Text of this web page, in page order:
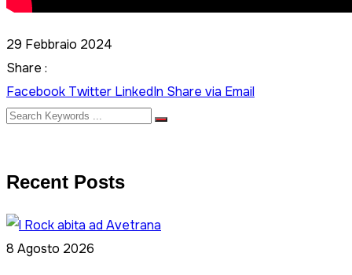
29 Febbraio 2024
Share :
Facebook Twitter LinkedIn Share via Email
Recent Posts
8 Agosto 2026